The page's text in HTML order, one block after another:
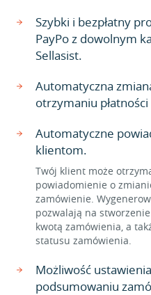
Szybki i bezpłatny
PayPo z dowolnym
Sellasist.
Automatyczna
otrzymaniu
Automatyczne
klientom.
Twój klient może
powiadomienie o
zamówienie.
pozwalają na
kwotą zamówienia, a
statusu zamówienia.
Możliwość
podsumowaniu